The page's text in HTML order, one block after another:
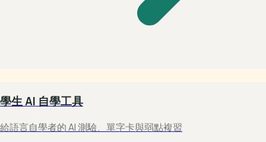
學生 AI 自學工具
給語言自學者的 AI 測驗、單字卡與弱點複習